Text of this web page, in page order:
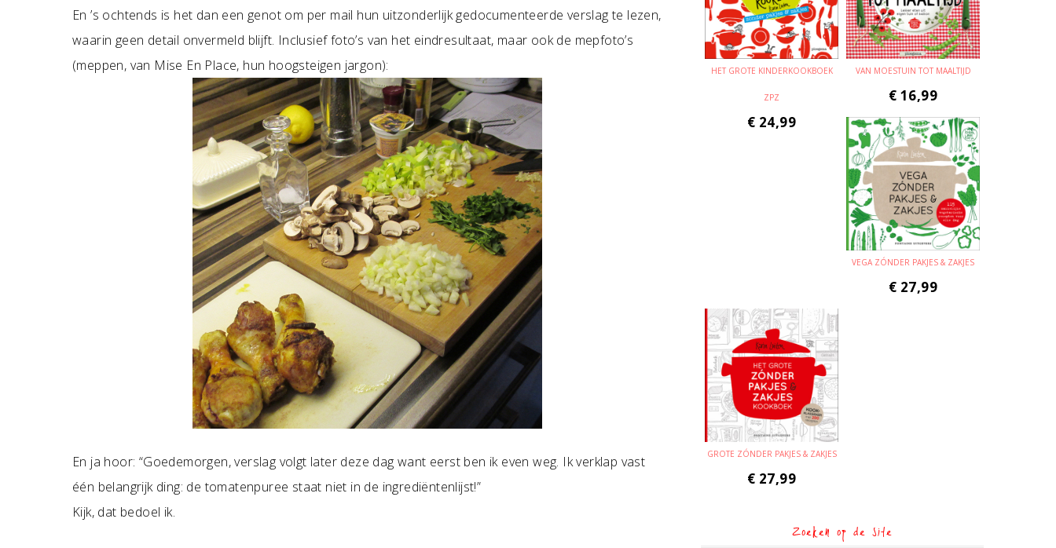
En ’s ochtends is het dan een genot om per mail hun uitzonderlijk gedocumenteerde verslag te lezen,
waarin geen detail onvermeld blijft. Inclusief foto’s van het eindresultaat, maar ook de mepfoto’s
(meppen, van Mise En Place, hun hoogsteigen jargon):
En ja hoor: “Goedemorgen, verslag volgt later deze dag want eerst ben ik even weg. Ik verklap vast
één belangrijk ding: de tomatenpuree staat niet in de ingrediëntenlijst!”
Kijk, dat bedoel ik.
HET GROTE KINDERKOOKBOEK
ZPZ
€ 24,99
VAN MOESTUIN TOT MAALTIJD
€ 16,99
VEGA ZÓNDER PAKJES & ZAKJES
€ 27,99
GROTE ZÓNDER PAKJES & ZAKJES
€ 27,99
Zoeken op de site